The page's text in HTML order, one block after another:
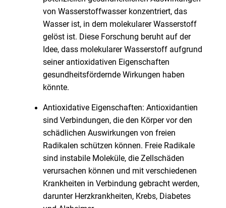
von Wasserstoffwasser konzentriert, das
Wasser ist, in dem molekularer Wasserstoff
gelöst ist. Diese Forschung beruht auf der
Idee, dass molekularer Wasserstoff aufgrund
seiner antioxidativen Eigenschaften
gesundheitsfördernde Wirkungen haben
könnte.
Antioxidative Eigenschaften: Antioxidantien
sind Verbindungen, die den Körper vor den
schädlichen Auswirkungen von freien
Radikalen schützen können. Freie Radikale
sind instabile Moleküle, die Zellschäden
verursachen können und mit verschiedenen
Krankheiten in Verbindung gebracht werden,
darunter Herzkrankheiten, Krebs, Diabetes